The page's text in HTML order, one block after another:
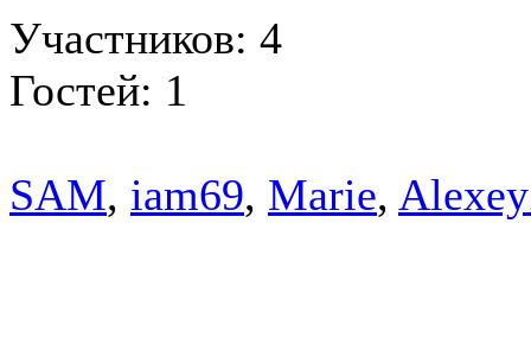
Участников: 4
Гостей: 1
SAM, iam69, Marie,